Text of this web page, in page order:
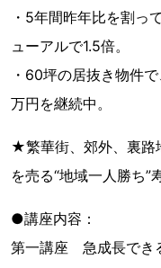
・5年間昨年比を割っ
ューアルで1.5倍。
・60坪の居抜き物件
万円を継続中。
★繁華街、郊外、裏路
を売る“地域一人勝ち”
●講座内容：
第一講座 急成長でき